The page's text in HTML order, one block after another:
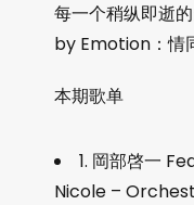
每一个稍纵即逝
by Emotion：情
本期歌单
1. 岡部啓一
Nicole –